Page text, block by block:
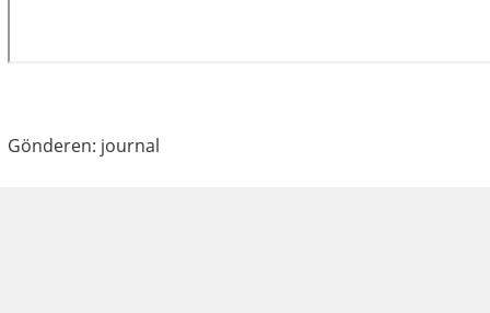
Gönderen: journal